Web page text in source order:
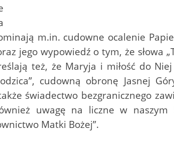
m.in. cudowne ocalenie
jego wypowiedź o tym, że słowa
też, że Maryja i miłość do
cudowną obronę Jasnej
świadectwo bezgranicznego
uwagę na liczne w
Matki Bożej”.